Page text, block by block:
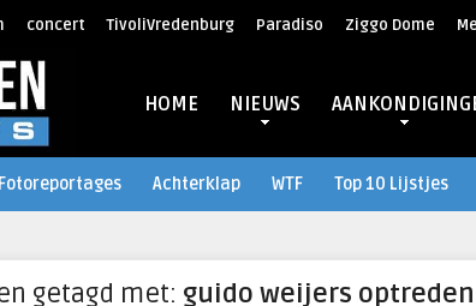
concert TivoliVredenburg Paradiso Ziggo Dome
HOME NIEUWS
Fotoreportages Achterklap WTF Top 10 Lijstjes
getagd met: guido weijers optreden